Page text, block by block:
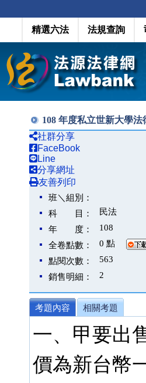
精選六法 法規查詢
108 年度私立世新大學
社群分享
FaceBook
Line
分享網址
友善列印
班＼組別：
科 目：
民法
年 度：
108
全卷點數：
0 點
點閱次數：
563
銷售明細：
2
考題內容 相關考題
一、甲要出
價為新台幣